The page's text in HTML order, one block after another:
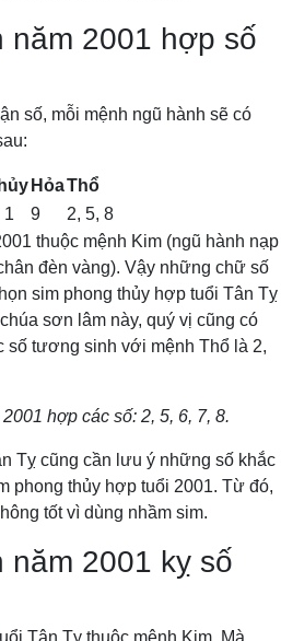
năm 2001 hợp số
số, mỗi mệnh ngũ hành sẽ có
HỏaThổ
1 9
2, 5, 8
thuộc mệnh Kim (ngũ hành nạp
đèn vàng). Vậy những chữ số
sim phong thủy hợp tuổi Tân Tỵ
sơn lâm này, quý vị cũng có
số tương sinh với mệnh Thổ là 2,
hợp các số: 2, 5, 6, 7, 8.
Tỵ cũng cần lưu ý những số khắc
phong thủy hợp tuổi 2001. Từ đó,
tốt vì dùng nhầm sim.
2001 kỵ số
Tân Tỵ thuộc mệnh Kim. Mà